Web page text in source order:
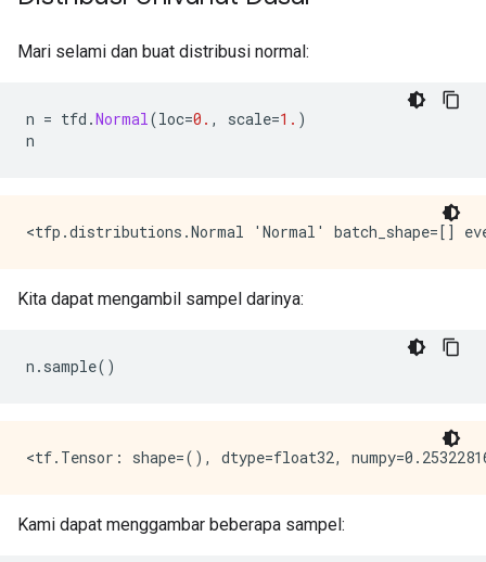
Mari selami dan buat distribusi normal:
n = tfd .Normal(loc=0. , scale=1. )
n
Kita dapat mengambil sampel darinya:
n . sample()
Kami dapat menggambar beberapa sampel: